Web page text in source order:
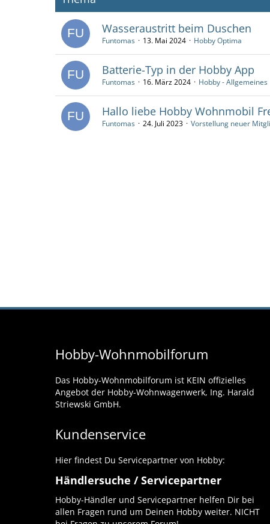
Wasseraustritt beim Duschen
Funtomas 13. Mai 2024 Hobby Optima
Batterie-Typ in der Hobby App
Funtomas 16. März 2024 Hobby - Allgemeines
Hallo liebe Hobby Wohnmobil
Funtomas 24. Juli 2023 Vorstellung neuer
Hobby-Wohnmobilforum
Das Hobby-Wohnmobilforum ist KEIN offizielles
Angebot der Hobby-Wohnwagenwerk, Ing. Harald
Striewski GmbH.
Kundenservice
Hier findest Du Servicepartner von Hobby:
Händlersuche / Servicepartner
Hobby-Händler und Servicepartner helfen Dir bei
allen Fragen rund um Deinen Hobby weiter. NICHT